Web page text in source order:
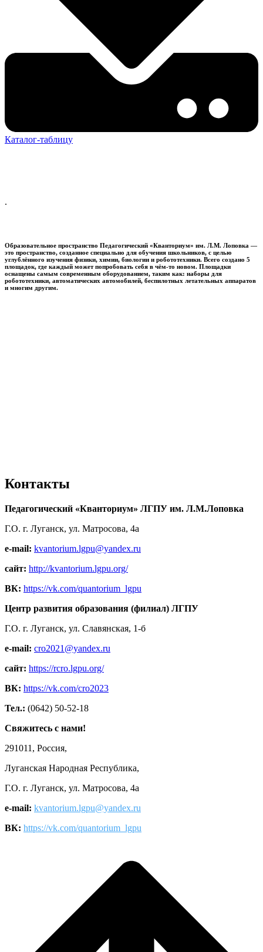
Каталог-таблицу
.
Образовательное пространство Педагогический «Кванториум» им. Л.М. Лоповка —
это пространство, созданное специально для обучения школьников, с целью
углублённого изучения физики, химии, биологии и робототехники. Всего создано 5
площадок, где каждый может попробовать себя в чём-то новом. Площадки
оснащены самым современным оборудованием, таким как: наборы для
робототехники, автоматических автомобилей, беспилотных летательных аппаратов
и многим другим.
Контакты
Педагогический «Кванториум» ЛГПУ им. Л.М.Лоповка
Г.О. г. Луганск, ул. Матросова, 4а
e-mail: kvantorium.lgpu@yandex.ru
сайт: http://kvantorium.lgpu.org/
ВК: https://vk.com/quantorium_lgpu
Центр развития образования (филиал) ЛГПУ
Г.О. г. Луганск, ул. Славянская, 1-б
e-mail: cro2021@yandex.ru
сайт: https://rcro.lgpu.org/
ВК: https://vk.com/cro2023
Тел.: (0642) 50-52-18
Свяжитесь с нами!
291011, Россия,
Луганская Народная Республика,
Г.О. г. Луганск, ул. Матросова, 4а
e-mail: kvantorium.lgpu@yandex.ru
ВК: https://vk.com/quantorium_lgpu